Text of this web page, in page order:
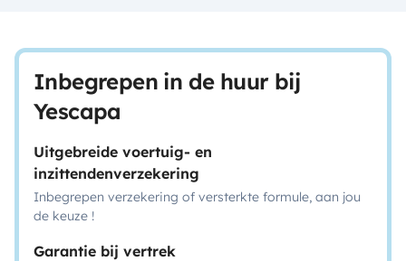
Inbegrepen in de huur bij
Yescapa
Uitgebreide voertuig- en
inzittendenverzekering
Inbegrepen verzekering of versterkte formule, aan jou
de keuze !
Garantie bij vertrek